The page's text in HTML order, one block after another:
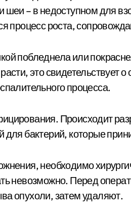
шеи – в недоступном для
процесс роста,
побледнела или
это
процесса.
Происходит
для бактерий, которые
необходимо
невозможно. Перед
опухоли, затем удаляют.